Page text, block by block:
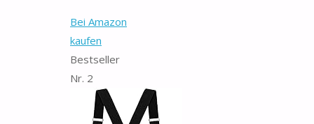
Bei Amazon
kaufen
Bestseller
Nr. 2